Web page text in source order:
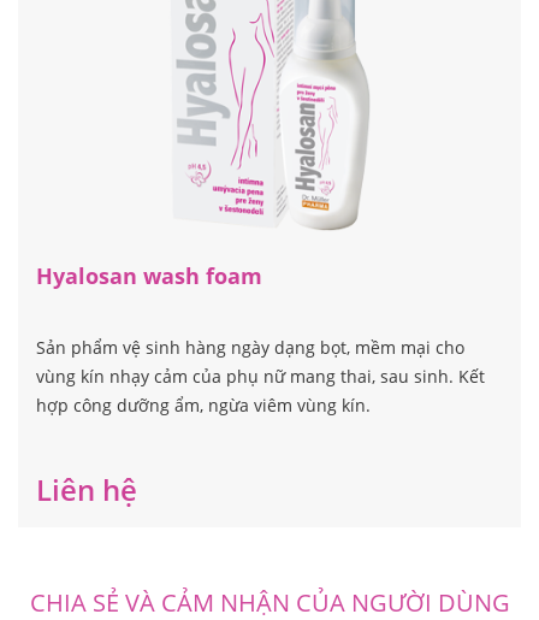
Hyalosan wash foam
Sản phẩm vệ sinh hàng ngày dạng bọt, mềm mại cho
vùng kín nhạy cảm của phụ nữ mang thai, sau sinh. Kết
hợp công dưỡng ẩm, ngừa viêm vùng kín.
Liên hệ
CHIA SẺ VÀ CẢM NHẬN CỦA NGƯỜI DÙNG